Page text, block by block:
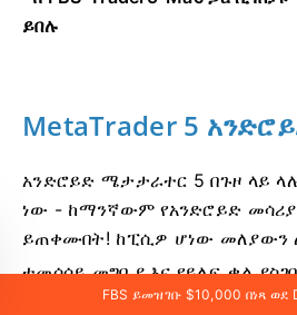
ይበሉ
MetaTrader 5
አንድሮይድ ሜታታራተር 5 በጉዞ ላይ
ነው - ከማንኛውም የአንድሮይድ
ይጠቀሙበት! ከፒሲዎ ሆነው መለያውን
ተመሳሳይ መግቢያ እና የይለፍ ቃል
FBS ይመዝገቡ $10,000 በነጻ ወደ